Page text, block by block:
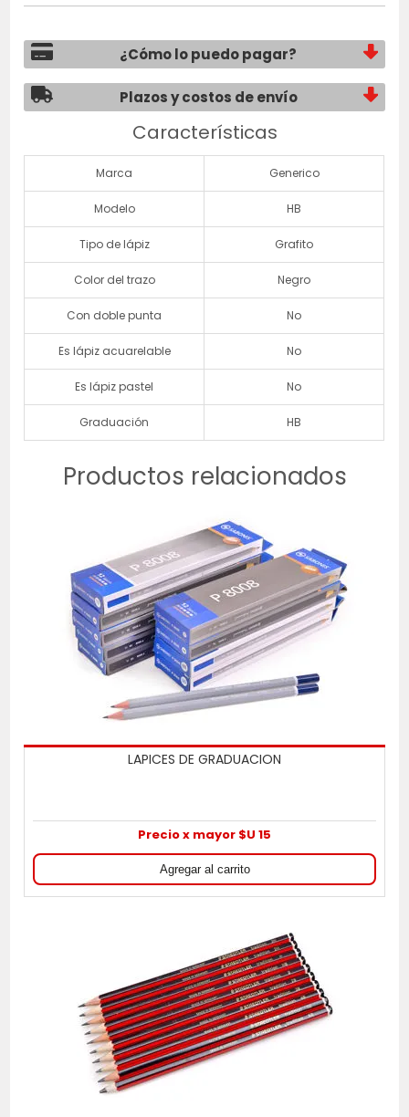
¿Cómo lo puedo pagar?
Plazos y costos de envío
Características
Marca Generico
Modelo HB
Tipo de lápiz Grafito
Color del trazo Negro
Con doble punta No
Es lápiz acuarelable No
Es lápiz pastel No
Graduación HB
Productos relacionados
LAPICES DE GRADUACION
Precio x mayor $U 15